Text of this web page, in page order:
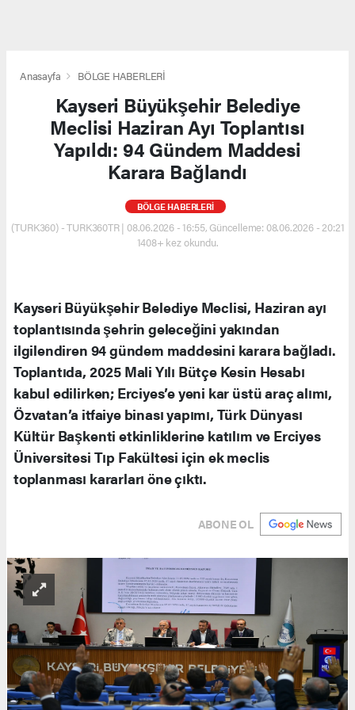
Anasayfa BÖLGE HABERLERİ
Kayseri Büyükşehir Belediye
Meclisi Haziran Ayı Toplantısı
Yapıldı: 94 Gündem Maddesi
Karara Bağlandı
BÖLGE HABERLERİ
(TURK360) - TURK360TR | 08.06.2026 - 16:55, Güncelleme: 08.06.2026 - 20:21
1408+ kez okundu.
Kayseri Büyükşehir Belediye Meclisi, Haziran ayı
toplantısında şehrin geleceğini yakından
ilgilendiren 94 gündem maddesini karara bağladı.
Toplantıda, 2025 Mali Yılı Bütçe Kesin Hesabı
kabul edilirken; Erciyes’e yeni kar üstü araç alımı,
Özvatan’a itfaiye binası yapımı, Türk Dünyası
Kültür Başkenti etkinliklerine katılım ve Erciyes
Üniversitesi Tıp Fakültesi için ek meclis
toplanması kararları öne çıktı.
ABONE OL